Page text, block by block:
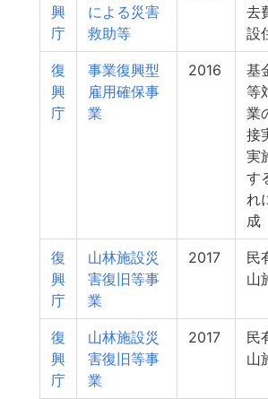
興
庁
による災害
救助等
去
設
復
興
庁
事業復興型
雇用確保事
業
2016
基
等
業
接
実
す
れ
成
復
興
庁
山林施設災
害復旧等事
業
2017
民
山
復
興
庁
山林施設災
害復旧等事
業
2017
民
山